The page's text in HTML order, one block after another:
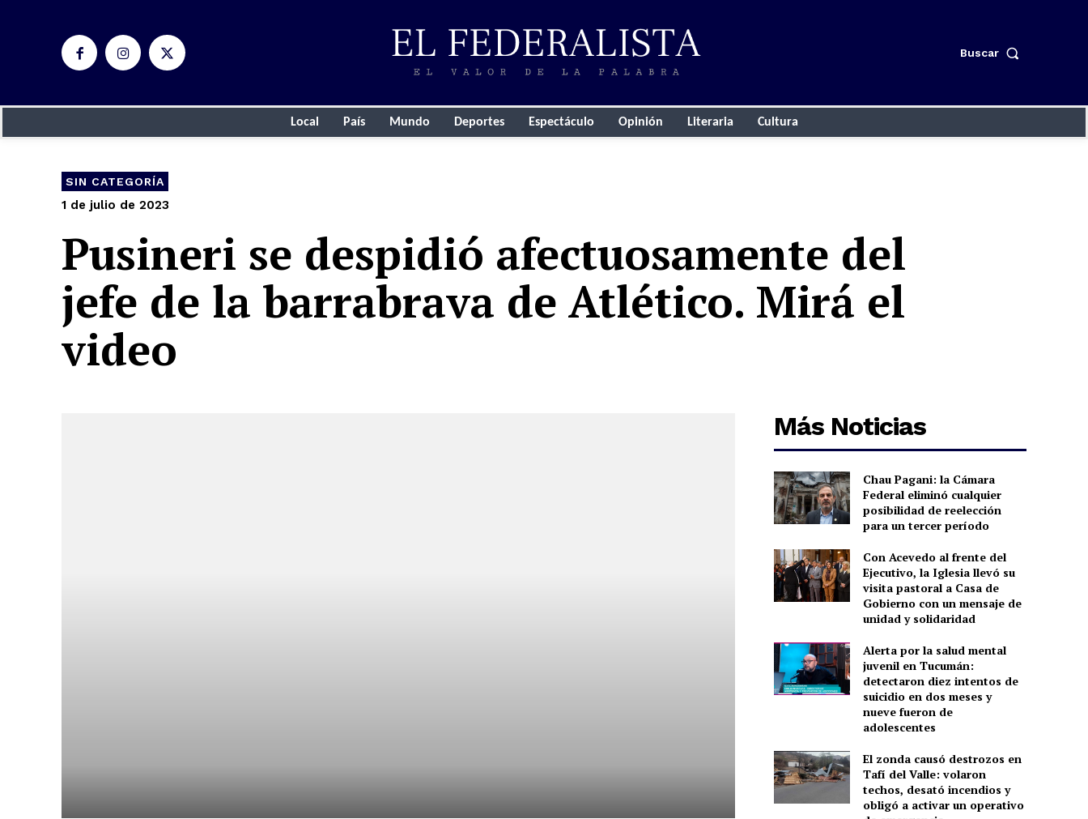
Buscar
Local País Mundo Deportes Espectáculo Opinión Literaria Cultura
SIN CATEGORÍA
1 de julio de 2023
Pusineri se despidió afectuosamente del
jefe de la barrabrava de Atlético. Mirá el
video
Más Noticias
Chau Pagani: la Cámara
Federal eliminó cualquier
posibilidad de reelección
para un tercer período
Con Acevedo al frente del
Ejecutivo, la Iglesia llevó su
visita pastoral a Casa de
Gobierno con un mensaje de
unidad y solidaridad
Alerta por la salud mental
juvenil en Tucumán:
detectaron diez intentos de
suicidio en dos meses y
nueve fueron de
adolescentes
El zonda causó destrozos en
Tafí del Valle: volaron
techos, desató incendios y
obligó a activar un operativo